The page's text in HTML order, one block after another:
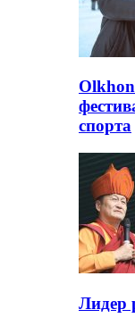
спорта
Лидер